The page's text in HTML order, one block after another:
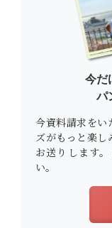
今だ
パ
今資料請求をい
ズがもっと楽し
お送りします
い。